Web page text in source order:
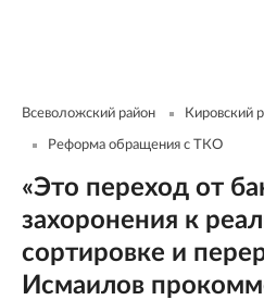
Всеволожский район Кировский
Реформа обращения с ТКО
«Это переход от
захоронения к
сортировке и
Исмаилов